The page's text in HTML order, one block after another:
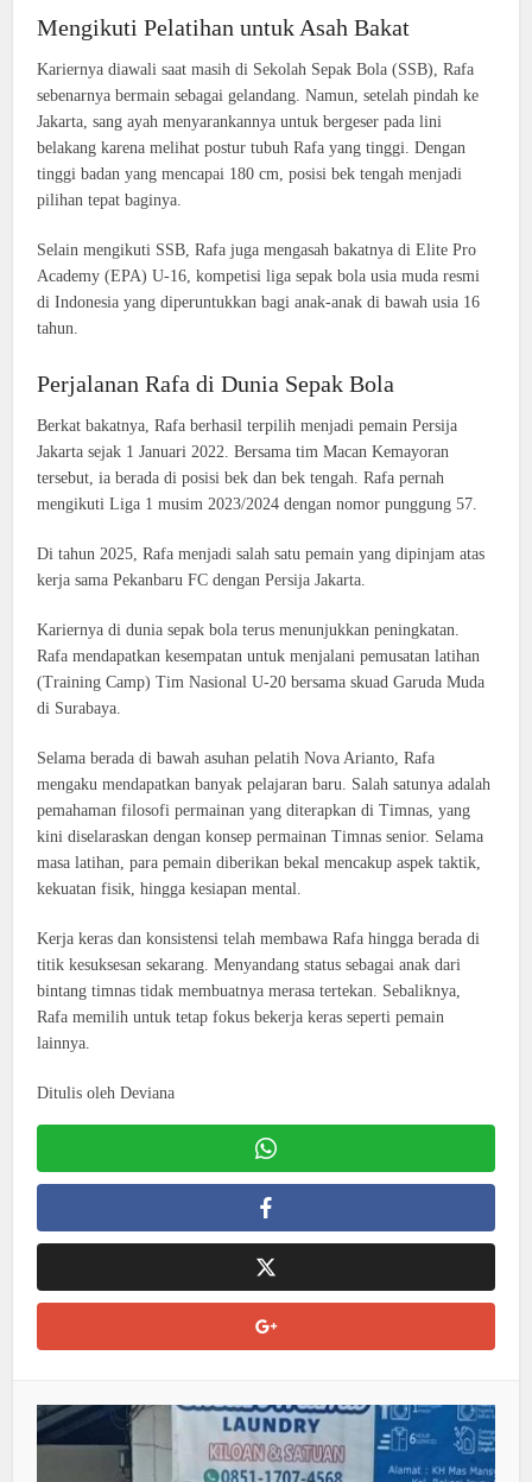
Mengikuti Pelatihan untuk Asah Bakat
Kariernya diawali saat masih di Sekolah Sepak Bola (SSB), Rafa
sebenarnya bermain sebagai gelandang. Namun, setelah pindah ke
Jakarta, sang ayah menyarankannya untuk bergeser pada lini
belakang karena melihat postur tubuh Rafa yang tinggi. Dengan
tinggi badan yang mencapai 180 cm, posisi bek tengah menjadi
pilihan tepat baginya.
Selain mengikuti SSB, Rafa juga mengasah bakatnya di Elite Pro
Academy (EPA) U-16, kompetisi liga sepak bola usia muda resmi
di Indonesia yang diperuntukkan bagi anak-anak di bawah usia 16
tahun.
Perjalanan Rafa di Dunia Sepak Bola
Berkat bakatnya, Rafa berhasil terpilih menjadi pemain Persija
Jakarta sejak 1 Januari 2022. Bersama tim Macan Kemayoran
tersebut, ia berada di posisi bek dan bek tengah. Rafa pernah
mengikuti Liga 1 musim 2023/2024 dengan nomor punggung 57.
Di tahun 2025, Rafa menjadi salah satu pemain yang dipinjam atas
kerja sama Pekanbaru FC dengan Persija Jakarta.
Kariernya di dunia sepak bola terus menunjukkan peningkatan.
Rafa mendapatkan kesempatan untuk menjalani pemusatan latihan
(Training Camp) Tim Nasional U-20 bersama skuad Garuda Muda
di Surabaya.
Selama berada di bawah asuhan pelatih Nova Arianto, Rafa
mengaku mendapatkan banyak pelajaran baru. Salah satunya adalah
pemahaman filosofi permainan yang diterapkan di Timnas, yang
kini diselaraskan dengan konsep permainan Timnas senior. Selama
masa latihan, para pemain diberikan bekal mencakup aspek taktik,
kekuatan fisik, hingga kesiapan mental.
Kerja keras dan konsistensi telah membawa Rafa hingga berada di
titik kesuksesan sekarang. Menyandang status sebagai anak dari
bintang timnas tidak membuatnya merasa tertekan. Sebaliknya,
Rafa memilih untuk tetap fokus bekerja keras seperti pemain
lainnya.
Ditulis oleh Deviana